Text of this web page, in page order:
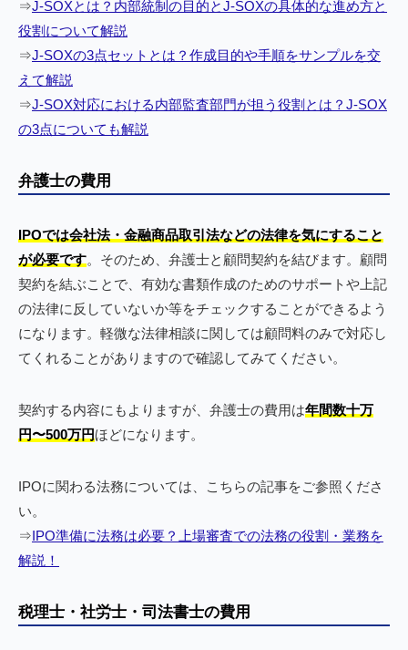
⇒J-SOXとは？内部統制の目的とJ-SOXの具体的な進め方と
役割について解説
⇒J-SOXの3点セットとは？作成目的や手順をサンプルを交
えて解説
⇒J-SOX対応における内部監査部門が担う役割とは？J-SOX
の3点についても解説
弁護士の費用
IPOでは会社法・金融商品取引法などの法律を気にすること
が必要です。そのため、弁護士と顧問契約を結びます。顧問
契約を結ぶことで、有効な書類作成のためのサポートや上記
の法律に反していないか等をチェックすることができるよう
になります。軽微な法律相談に関しては顧問料のみで対応し
てくれることがありますので確認してみてください。
契約する内容にもよりますが、弁護士の費用は年間数十万
円〜500万円ほどになります。
IPOに関わる法務については、こちらの記事をご参照くださ
い。
⇒IPO準備に法務は必要？上場審査での法務の役割・業務を
解説！
税理士・社労士・司法書士の費用